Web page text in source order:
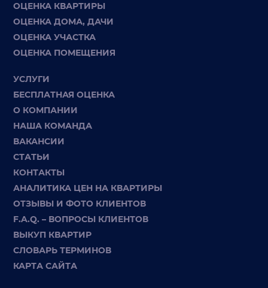
ОЦЕНКА КВАРТИРЫ
ОЦЕНКА ДОМА, ДАЧИ
ОЦЕНКА УЧАСТКА
ОЦЕНКА ПОМЕЩЕНИЯ
УСЛУГИ
БЕСПЛАТНАЯ ОЦЕНКА
О КОМПАНИИ
НАША КОМАНДА
ВАКАНСИИ
СТАТЬИ
КОНТАКТЫ
АНАЛИТИКА ЦЕН НА КВАРТИРЫ
ОТЗЫВЫ И ФОТО КЛИЕНТОВ
F.A.Q. – ВОПРОСЫ КЛИЕНТОВ
ВЫКУП КВАРТИР
СЛОВАРЬ ТЕРМИНОВ
КАРТА САЙТА